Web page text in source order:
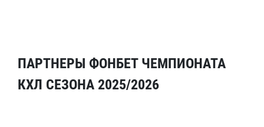
ПАРТНЕРЫ ФОНБЕТ ЧЕМПИОНАТА
КХЛ СЕЗОНА 2025/2026